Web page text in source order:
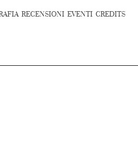
RECENSIONI EVENTI CREDITS